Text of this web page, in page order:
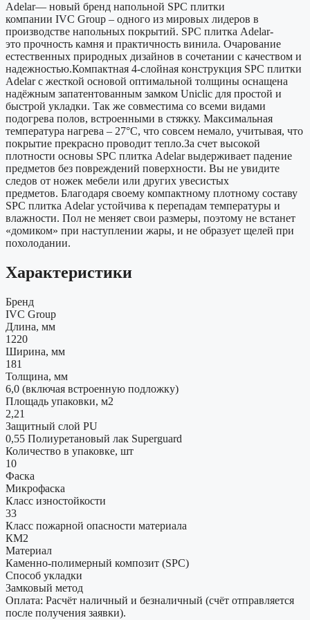
Adelar— новый бренд напольной SPC плитки
компании IVC Group – одного из мировых лидеров в
производстве напольных покрытий. SPC плитка Adelar-
это прочность камня и практичность винила. Очарование
естественных природных дизайнов в сочетании с качеством и
надежностью.Компактная 4-слойная конструкция SPС плитки
Adelar с жесткой основой оптимальной толщины оснащена
надёжным запатентованным замком Uniclic для простой и
быстрой укладки. Так же совместима со всеми видами
подогрева полов, встроенными в стяжку. Максимальная
температура нагрева – 27°С, что совсем немало, учитывая, что
покрытие прекрасно проводит тепло.За счет высокой
плотности основы SPС плитка Adelar выдерживает падение
предметов без повреждений поверхности. Вы не увидите
следов от ножек мебели или других увесистых
предметов. Благодаря своему компактному плотному составу
SPC плитка Adelar устойчива к перепадам температуры и
влажности. Пол не меняет свои размеры, поэтому не встанет
«домиком» при наступлении жары, и не образует щелей при
похолодании.
Характеристики
Бренд
IVC Group
Длина, мм
1220
Ширина, мм
181
Толщина, мм
6,0 (включая встроенную подложку)
Площадь упаковки, м2
2,21
Защитный слой PU
0,55 Полиуретановый лак Superguard
Количество в упаковке, шт
10
Фаска
Микрофаска
Класс изностойкости
33
Класс пожарной опасности материала
КМ2
Материал
Каменно-полимерный композит (SPC)
Способ укладки
Замковый метод
Оплата: Расчёт наличный и безналичный (счёт отправляется
после получения заявки).